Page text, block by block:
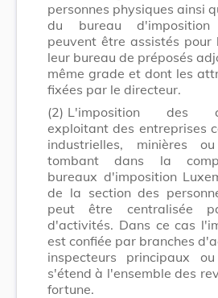
personnes physiques ainsi
du bureau
peuvent être assistés pour
leur bureau de préposés
même grade et dont les
fixées par le directeur.
(2) L'imposition des
exploitant des entreprises
industrielles, minières
tombant dans la
bureaux d'imposition
de la section des
peut être centralisée
d'activités. Dans ce cas
est confiée par branches
inspecteurs principaux ou
s'étend à l'ensemble des
fortune.